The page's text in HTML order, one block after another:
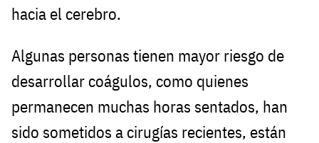
hacia el cerebro.
Algunas personas tienen mayor riesgo de
desarrollar coágulos, como quienes
permanecen muchas horas sentados, han
sido sometidos a cirugías recientes, están